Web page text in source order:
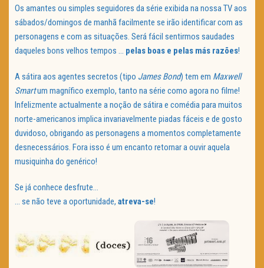
Os amantes ou simples seguidores da série exibida na nossa TV aos
sábados/domingos de manhã facilmente se irão identificar com as
personagens e com as situações. Será fácil sentirmos saudades
daqueles bons velhos tempos … pelas boas e pelas más razões!
A sátira aos agentes secretos (tipo James Bond) tem em Maxwell
Smartum magnífico exemplo, tanto na série como agora no filme!
Infelizmente actualmente a noção de sátira e comédia para muitos
norte-americanos implica invariavelmente piadas fáceis e de gosto
duvidoso, obrigando as personagens a momentos completamente
desnecessários. Fora isso é um encanto retornar a ouvir aquela
musiquinha do genérico!
Se já conhece desfrute…
… se não teve a oportunidade, atreva-se!